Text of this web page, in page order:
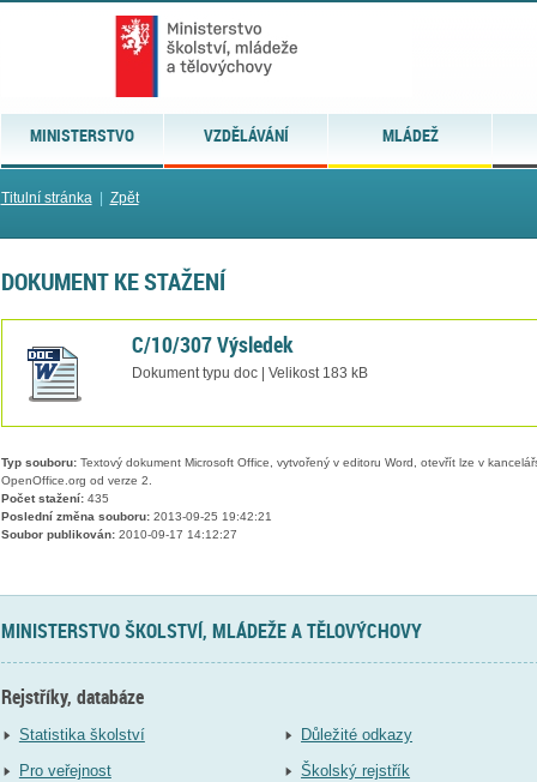
MINISTERSTVO VZDĚLÁVÁNÍ MLÁDEŽ
Titulní stránka| Zpět
DOKUMENT KE STAŽENÍ
C/10/307 Výsledek
Dokument typu doc | Velikost 183 kB
Typ souboru:Textový dokument Microsoft Office, vytvořený v editoru Word, otevřít lze v
OpenOffice.org od verze 2.
Počet stažení:435
Poslední změna souboru:2013-09-25 19:42:21
Soubor publikován:2010-09-17 14:12:27
MINISTERSTVO ŠKOLSTVÍ, MLÁDEŽE A TĚLOVÝCHOVY
Rejstříky, databáze
Statistika školství
Pro veřejnost
Důležité odkazy
Školský rejstřík